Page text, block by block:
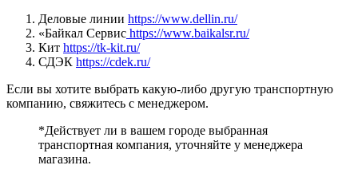
Деловые линии https://www.dellin.ru/
«Байкал Сервис https://www.baikalsr.ru/
Кит https://tk-kit.ru/
СДЭК https://cdek.ru/
Если вы хотите выбрать какую-либо другую транспортную
компанию, свяжитесь с менеджером.
*Действует ли в вашем городе выбранная
транспортная компания, уточняйте у менеджера
магазина.